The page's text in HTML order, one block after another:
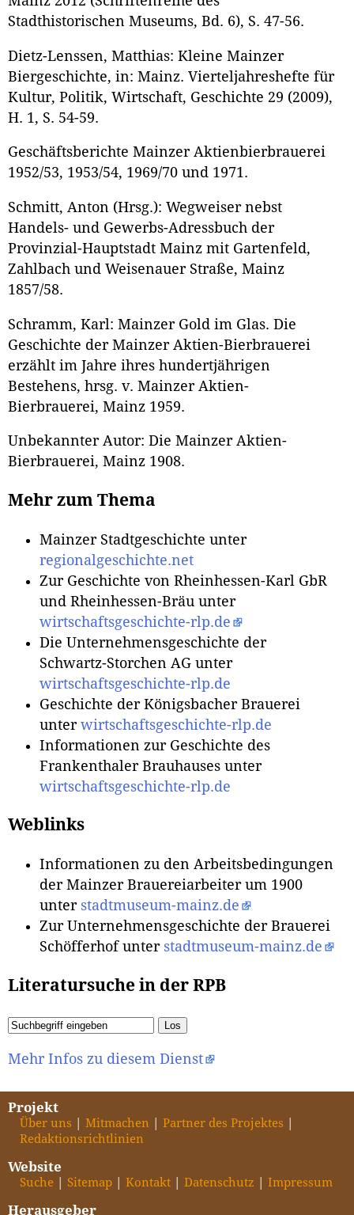
Stadthistorischen Museums, Bd. 6), S. 47-56.
Dietz-Lenssen, Matthias: Kleine Mainzer
Biergeschichte, in: Mainz. Vierteljahreshefte für
Kultur, Politik, Wirtschaft, Geschichte 29 (2009),
H. 1, S. 54-59.
Geschäftsberichte Mainzer Aktienbierbrauerei
1952/53, 1953/54, 1969/70 und 1971.
Schmitt, Anton (Hrsg.): Wegweiser nebst
Handels- und Gewerbs-Adressbuch der
Provinzial-Hauptstadt Mainz mit Gartenfeld,
Zahlbach und Weisenauer Straße, Mainz
1857/58.
Schramm, Karl: Mainzer Gold im Glas. Die
Geschichte der Mainzer Aktien-Bierbrauerei
erzählt im Jahre ihres hundertjährigen
Bestehens, hrsg. v. Mainzer Aktien-
Bierbrauerei, Mainz 1959.
Unbekannter Autor: Die Mainzer Aktien-
Bierbrauerei, Mainz 1908.
Mehr zum Thema
Mainzer Stadtgeschichte unter
regionalgeschichte.net
Zur Geschichte von Rheinhessen-Karl GbR
und Rheinhessen-Bräu unter
wirtschaftsgeschichte-rlp.de
Die Unternehmensgeschichte der
Schwartz-Storchen AG unter
wirtschaftsgeschichte-rlp.de
Geschichte der Königsbacher Brauerei
unter wirtschaftsgeschichte-rlp.de
Informationen zur Geschichte des
Frankenthaler Brauhauses unter
wirtschaftsgeschichte-rlp.de
Weblinks
Informationen zu den Arbeitsbedingungen
der Mainzer Brauereiarbeiter um 1900
unter stadtmuseum-mainz.de
Zur Unternehmensgeschichte der Brauerei
Schöfferhof unter stadtmuseum-mainz.de
Literatursuche in der RPB
Mehr Infos zu diesem Dienst
Projekt
Über uns Mitmachen
Partner des Projektes
Redaktionsrichtlinien
Website
Suche Sitemap Kontakt Datenschutz Impressum
Herausgeber